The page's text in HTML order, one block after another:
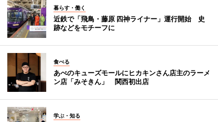
暮らす・働く
近鉄で「飛鳥・藤原 四神ライナー」運行開始 史
跡などをモチーフに
食べる
あべのキューズモールにヒカキンさん店主のラーメ
ン店「みそきん」 関西初出店
学ぶ・知る